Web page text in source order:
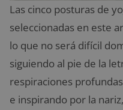
Las cinco posturas de
seleccionadas en este
lo que no será difícil
siguiendo al pie de la
respiraciones
e inspirando por la